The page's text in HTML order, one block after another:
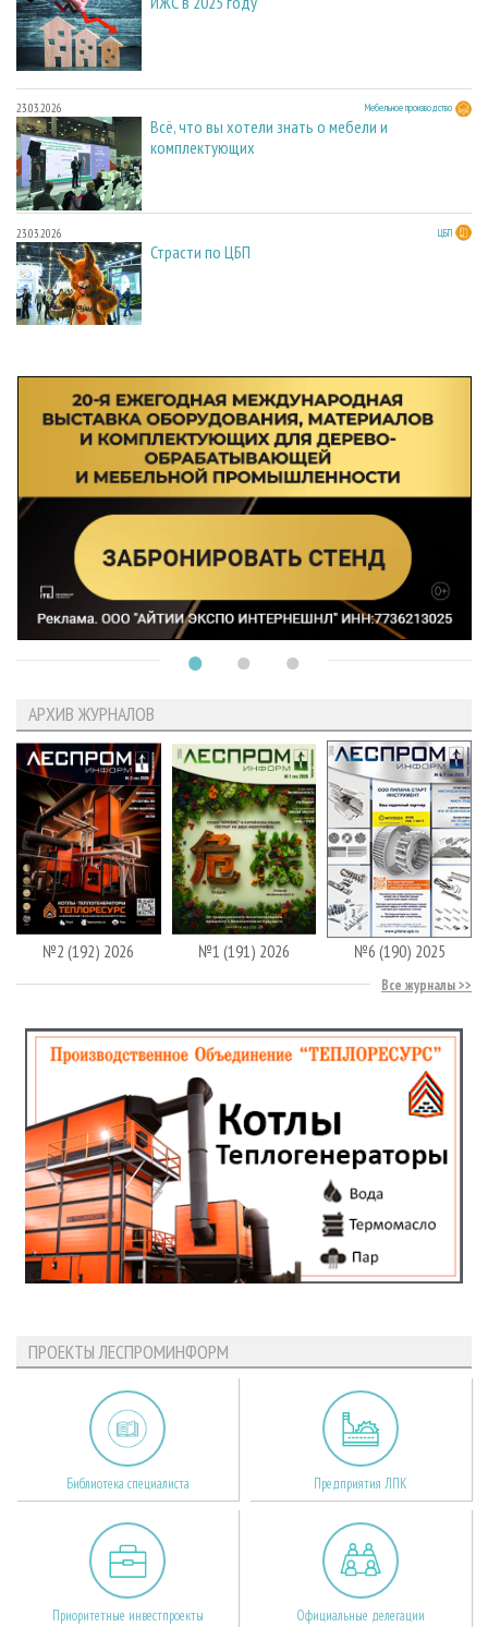
23.03.2026 Мебельное производство
Всё, что вы хотели знать о мебели и
комплектующих
23.03.2026 ЦБП
Страсти по ЦБП
АРХИВ ЖУРНАЛОВ
№2 (192) 2026 №1 (191) 2026 №6 (190) 2025
Все журналы
ПРОЕКТЫ ЛЕСПРОМИНФОРМ
Библиотека специалиста Предприятия ЛПК
Приоритетные инвестпроекты Официальные делегации